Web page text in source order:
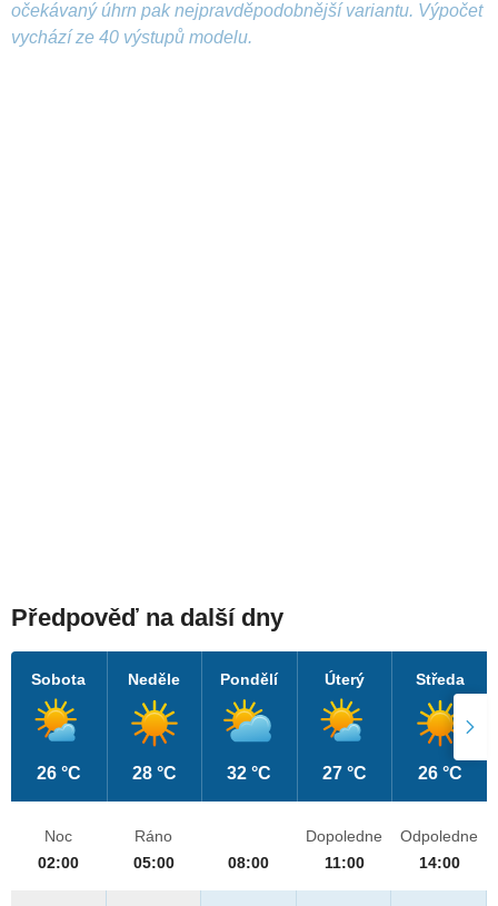
očekávaný úhrn pak nejpravděpodobnější variantu. Výpočet
vychází ze 40 výstupů modelu.
Předpověď na další dny
Sobota
26 °C
Neděle
28 °C
Pondělí
32 °C
Úterý
27 °C
Středa
26 °C
Noc
02:00
Ráno
05:00
08:00
Dopoledne
11:00
Odpoledne
14:00